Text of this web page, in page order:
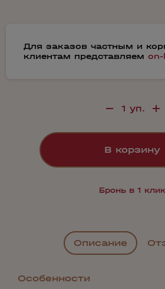
Для заказов частным и
клиентам представляем on-
В корзину
Бронь в 1 клик
Описание
Особенности